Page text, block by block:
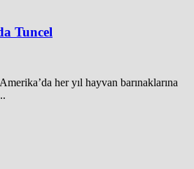
Tuncel
her yıl hayvan barınaklarına